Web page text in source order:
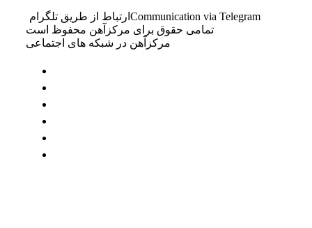
ارتباط از طریق تلگرام Communication via Telegram
تمامی حقوق برای مرکزآهن محفوظ است
مرکزآهن در شبکه های اجتماعی